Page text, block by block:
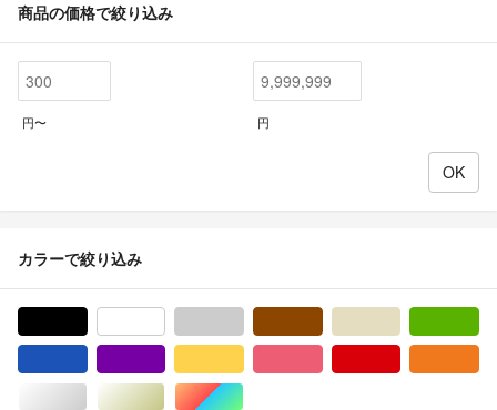
商品の価格で絞り込み
円〜 円
カラーで絞り込み
シルバー/銀色系ゴールド/金色系マルチカラー